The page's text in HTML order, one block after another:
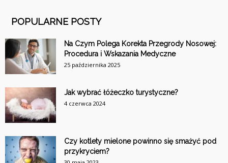
POPULARNE POSTY
Na Czym Polega Korekta Przegrody Nosowej:
Procedura i Wskazania Medyczne
25 października 2025
Jak wybrać łóżeczko turystyczne?
4 czerwca 2024
Czy kotlety mielone powinno się smażyć pod
przykryciem?